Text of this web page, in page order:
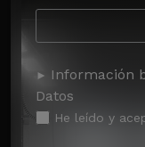
Información
Datos
He leído y